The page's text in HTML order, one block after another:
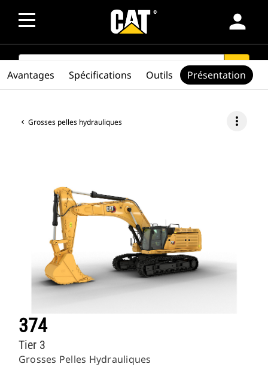
person
SEARCH search
Grosses pelles hydrauliques more_vert
374
Grosses Pelles Hydrauliques
Tier 3
Avantages Spécifications Outils Présentation